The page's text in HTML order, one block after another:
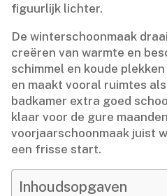
figuurlijk lichter.​
De winterschoonmaak
creëren van warmte en
schimmel en koude
en maakt vooral ruimtes
badkamer extra goed
klaar voor de gure
voorjaarschoonmaak juist
een frisse start.​
Inhoudsopgaven